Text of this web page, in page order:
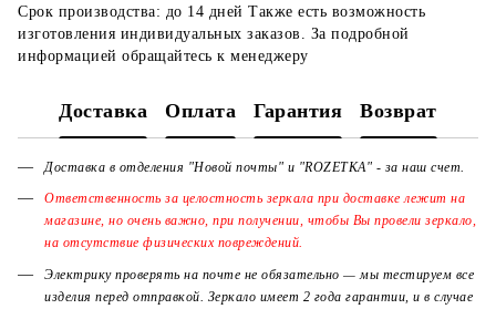
Срок производства: до 14 дней Также есть возможность
изготовления индивидуальных заказов. За подробной
информацией обращайтесь к менеджеру
Доставка Оплата Гарантия Возврат
Доставка в отделения "Новой почты" и "ROZETKA" - за наш счет.
Ответственность за целостность зеркала при доставке лежит на
магазине, но очень важно, при получении, чтобы Вы провели зеркало,
на отсутствие физических повреждений.
Электрику проверять на почте не обязательно — мы тестируем все
изделия перед отправкой. Зеркало имеет 2 года гарантии, и в случае